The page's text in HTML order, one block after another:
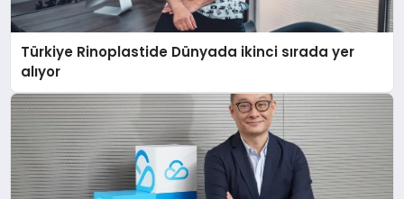
Türkiye Rinoplastide Dünyada ikinci sırada yer
alıyor